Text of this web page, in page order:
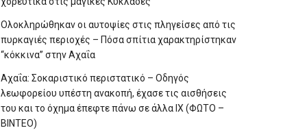
Ολοκληρώθηκαν οι αυτοψίες στις πληγείσες από τις
πυρκαγιές περιοχές – Πόσα σπίτια χαρακτηρίστηκαν
“κόκκινα” στην Αχαΐα
Αχαΐα: Σοκαριστικό περιστατικό – Οδηγός
λεωφορείου υπέστη ανακοπή, έχασε τις αισθήσεις
του και το όχημα έπεφτε πάνω σε άλλα ΙΧ (ΦΩΤΟ –
ΒΙΝΤΕΟ)